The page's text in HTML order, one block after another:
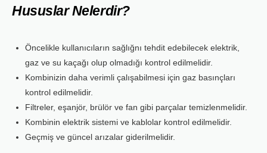
Hususlar Nelerdir?
Öncelikle kullanıcıların sağlığnı tehdit edebilecek elektrik,
gaz ve su kaçağı olup olmadığı kontrol edilmelidir.
Kombinizin daha verimli çalışabilmesi için gaz basınçları
kontrol edilmelidir.
Filtreler, eşanjör, brülör ve fan gibi parçalar temizlenmelidir.
Kombinin elektrik sistemi ve kablolar kontrol edilmelidir.
Geçmiş ve güncel arızalar giderilmelidir.